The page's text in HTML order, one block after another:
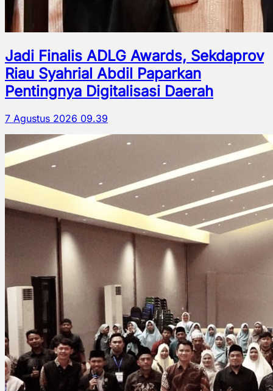
Jadi Finalis ADLG Awards, Sekdaprov
Riau Syahrial Abdil Paparkan
Pentingnya Digitalisasi Daerah
7 Agustus 2026 09.39